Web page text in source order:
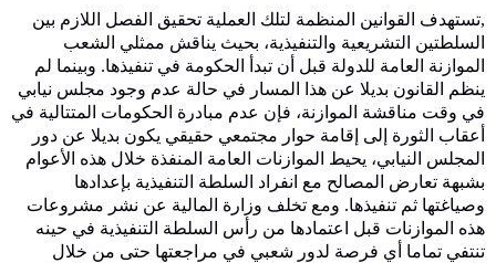
,تستهدف القوانين المنظمة لتلك العملية تحقيق الفصل اللازم بين
السلطتين التشريعية والتنفيذية، بحيث يناقش ممثلي الشعب
الموازنة العامة للدولة قبل أن تبدأ الحكومة في تنفيذها. وبينما لم
ينظم القانون بديلا عن هذا المسار في حالة عدم وجود مجلس نيابي
في وقت مناقشة الموازنة، فإن عدم مبادرة الحكومات المتتالية في
أعقاب الثورة إلى إقامة حوار مجتمعي حقيقي يكون بديلا عن دور
المجلس النيابي، يحيط الموازنات العامة المنفذة خلال هذه اﻷعوام
بشبهة تعارض المصالح مع انفراد السلطة التنفيذية بإعدادها
وصياغتها ثم تنفيذها. ومع تخلف وزارة المالية عن نشر مشروعات
هذه الموازنات قبل اعتمادها من رأس السلطة التنفيذية في حينه
تنتفي تماما أي فرصة لدور شعبي في مراجعتها حتى من خلال